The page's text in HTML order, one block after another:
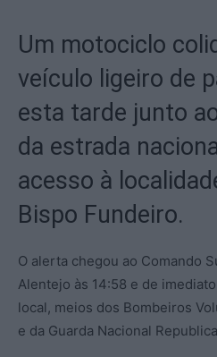
Um motociclo
veículo ligeiro de
esta tarde junto
da estrada
acesso à
Bispo Fundeiro.
O alerta chegou ao Comando
Alentejo às 14:58 e de
local, meios dos Bombeiros
e da Guarda Nacional